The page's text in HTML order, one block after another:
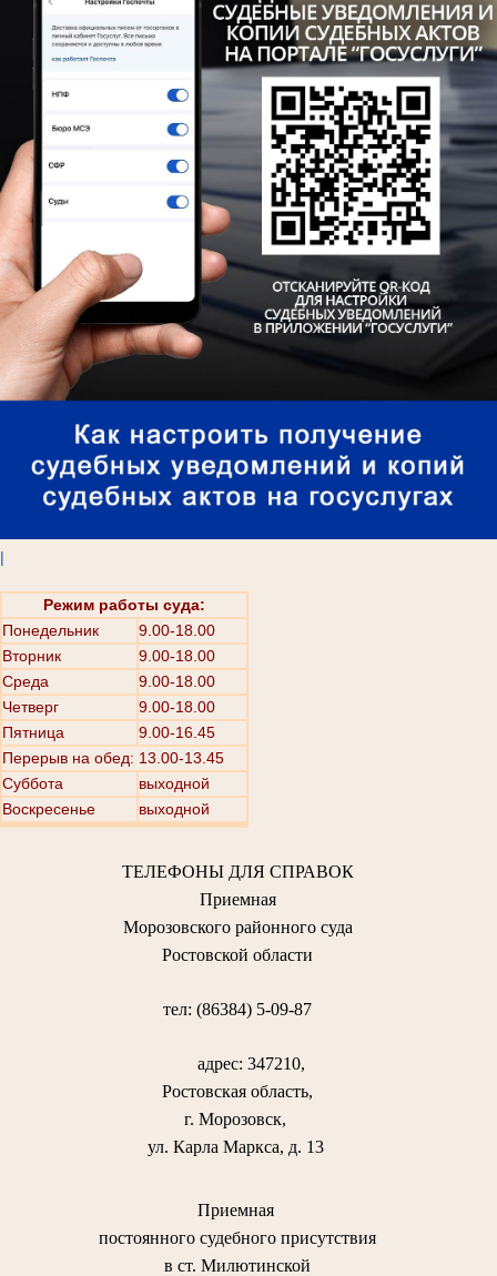
|
Режим работы суда:
Понедельник
9.00-18.00
Вторник
9.00-18.00
Среда
9.00-18.00
Четверг
9.00-18.00
Пятница
9.00-16.45
Перерыв на обед: 13.00-13.45
Суббота
выходной
Воскресенье
выходной
ТЕЛЕФОНЫ ДЛЯ СПРАВОК
Приемная
Морозовского районного суда
Ростовской области
тел: (86384) 5-09-87
адрес: 347210,
Ростовская область,
г. Морозовск,
ул. Карла Маркса, д. 13
Приемная
постоянного судебного присутствия
в ст. Милютинской